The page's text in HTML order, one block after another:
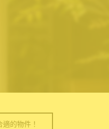
的物件！